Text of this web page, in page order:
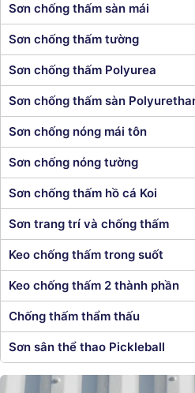
Sơn chống thấm sàn mái
Sơn chống thấm tường
Sơn chống thấm Polyurea
Sơn chống thấm sàn
Sơn chống nóng mái tôn
Sơn chống nóng tường
Sơn chống thấm hồ cá Koi
Sơn trang trí và chống thấm
Keo chống thấm trong suốt
Keo chống thấm 2 thành phần
Chống thấm thẩm thấu
Sơn sân thể thao Pickleball